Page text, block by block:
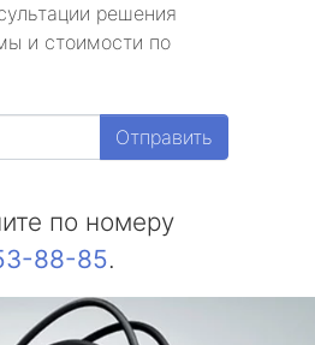
решения
и стоимости по
Отправить
по номеру
88-85.